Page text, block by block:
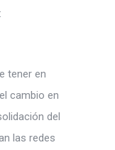
tener en
cambio en
del
las redes